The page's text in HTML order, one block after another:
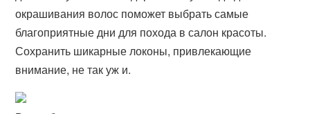
окрашивания волос поможет выбрать самые
благоприятные дни для похода в салон красоты.
Сохранить шикарные локоны, привлекающие
внимание, не так уж и.